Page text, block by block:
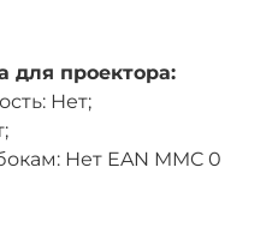
для проектора:
Нет;
Нет EAN MMC 0